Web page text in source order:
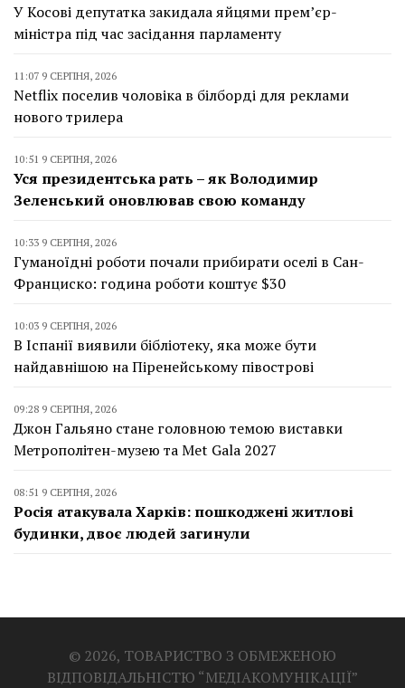
У Косові депутатка закидала яйцями прем’єр-
міністра під час засідання парламенту
11:07 9 СЕРПНЯ, 2026
Netflix поселив чоловіка в білборді для реклами
нового трилера
10:51 9 СЕРПНЯ, 2026
Уся президентська рать – як Володимир
Зеленський оновлював свою команду
10:33 9 СЕРПНЯ, 2026
Гуманоїдні роботи почали прибирати оселі в Сан-
Франциско: година роботи коштує $30
10:03 9 СЕРПНЯ, 2026
В Іспанії виявили бібліотеку, яка може бути
найдавнішою на Піренейському півострові
09:28 9 СЕРПНЯ, 2026
Джон Гальяно стане головною темою виставки
Метрополітен-музею та Met Gala 2027
08:51 9 СЕРПНЯ, 2026
Росія атакувала Харків: пошкоджені житлові
будинки, двоє людей загинули
© 2026, ТОВАРИСТВО З ОБМЕЖЕНОЮ
ВІДПОВІДАЛЬНІСТЮ “МЕДІАКОМУНІКАЦІЇ”